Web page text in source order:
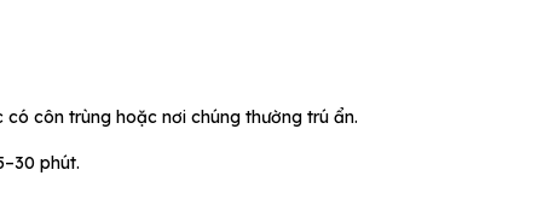
côn trùng hoặc nơi chúng thường trú ẩn.
phút.